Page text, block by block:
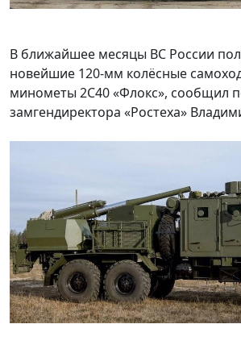
В ближайшее месяцы ВС России
новейшие 120-мм колёсные
минометы 2С40 «Флокс», сообщил
замгендиректора «Ростеха»